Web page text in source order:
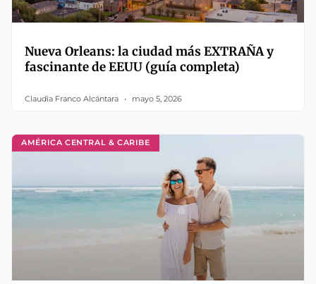
Nueva Orleans: la ciudad más EXTRAÑA y
fascinante de EEUU (guía completa)
Claudia Franco Alcántara mayo 5, 2026
AMÉRICA CENTRAL & CARIBE